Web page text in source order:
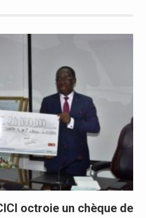
octroie un chèque de